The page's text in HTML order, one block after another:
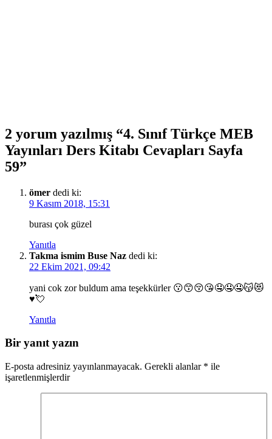
2 yorum yazılmış “4. Sınıf Türkçe MEB
Yayınları Ders Kitabı Cevapları Sayfa
59”
ömer dedi ki:
9 Kasım 2018, 15:31
burası çok güzel
Yanıtla
Takma ismim Buse Naz dedi ki:
22 Ekim 2021, 09:42
yani cok zor buldum ama teşekkürler 😗😙😚😘🤤🤤🤤😽😻
♥️💘
Yanıtla
Bir yanıt yazın
E-posta adresiniz yayınlanmayacak. Gerekli alanlar * ile
işaretlenmişlerdir